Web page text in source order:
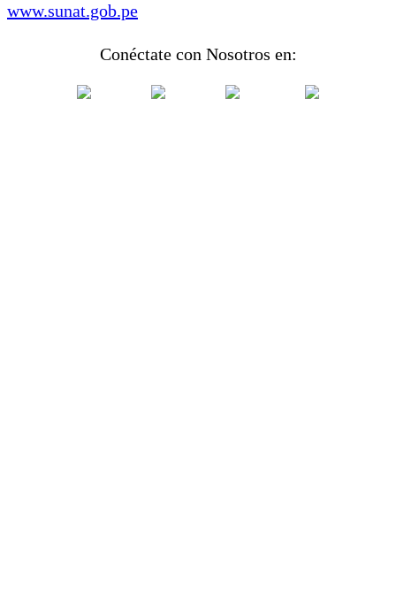
www.sunat.gob.pe
Conéctate con Nosotros en: